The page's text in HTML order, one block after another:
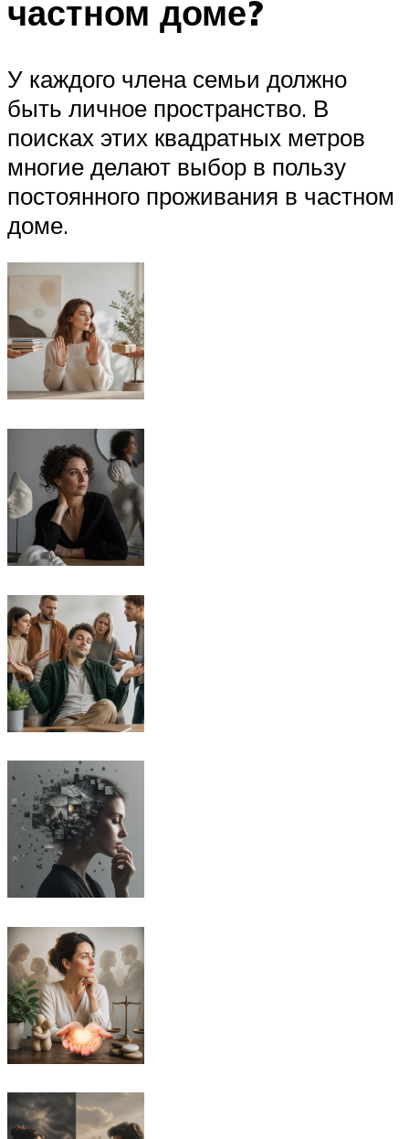
частном доме?
У каждого члена семьи должно
быть личное пространство. В
поисках этих квадратных метров
многие делают выбор в пользу
постоянного проживания в частном
доме.